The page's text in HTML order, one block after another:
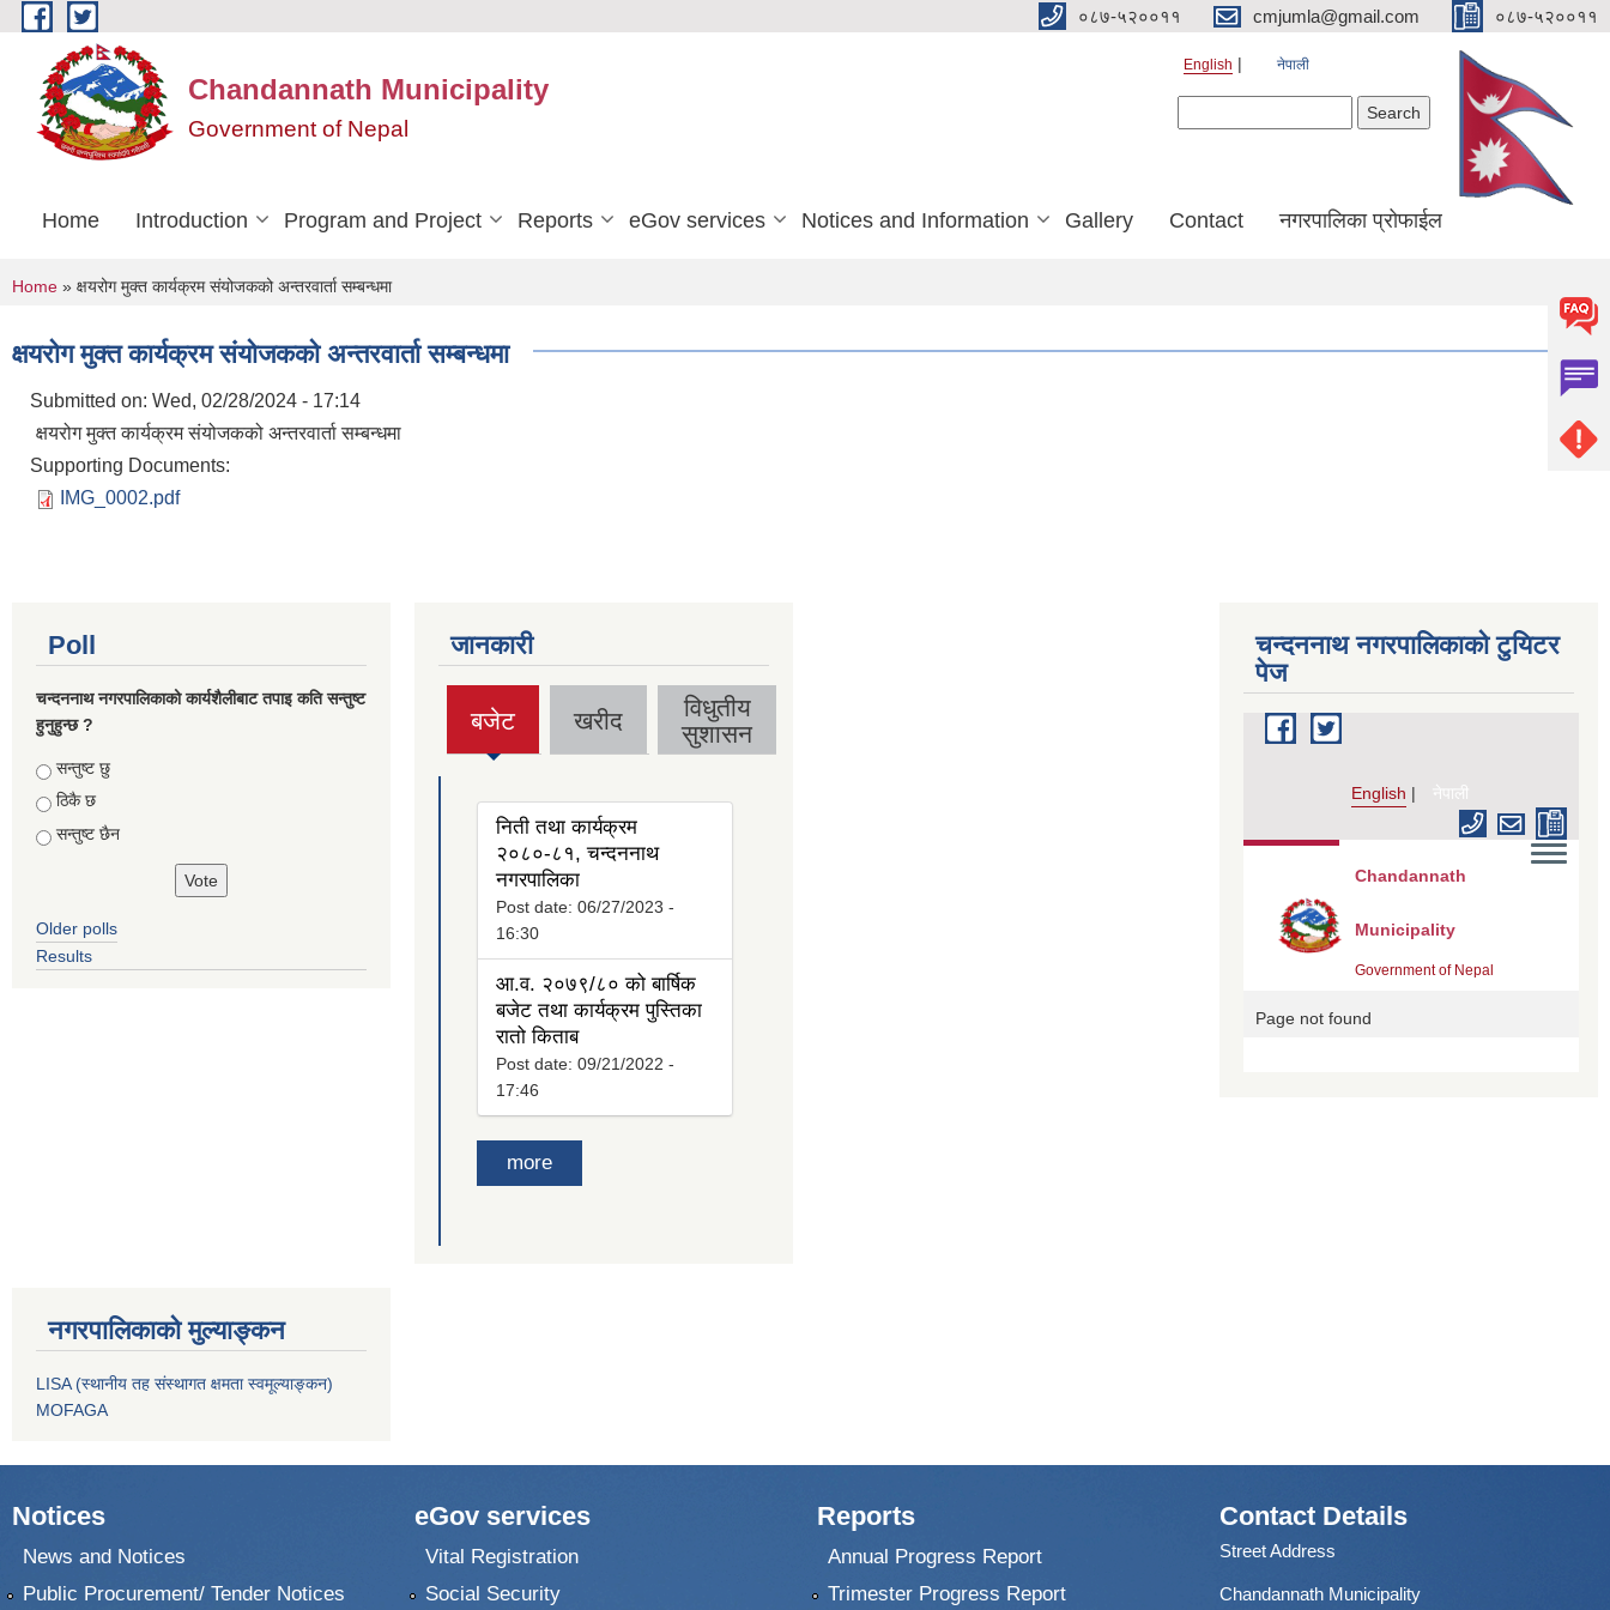
Skip to main content ०८७-५२००११ cmjumla@gmail.com ०८७-५२००११
Chandannath Municipality
Government of Nepal
English नेपाली
Home Introduction Program and Project Reports eGov services Notices and Information Gallery Contact नगरपालिका प्रोफाईल
You are here
Home » क्षयरोग मुक्त कार्यक्रम संयोजकको अन्तरवार्ता सम्बन्धमा
क्षयरोग मुक्त कार्यक्रम संयोजकको अन्तरवार्ता सम्बन्धमा
Submitted on: Wed, 02/28/2024 - 17:14
क्षयरोग मुक्त कार्यक्रम संयोजकको अन्तरवार्ता सम्बन्धमा
Supporting Documents:
IMG_0002.pdf
Poll
चन्दननाथ नगरपालिकाको कार्यशैलीबाट तपाइ कति सन्तुष्ट
हुनुहुन्छ ?
Choices
सन्तुष्ट छु
ठिकै छ
सन्तुष्ट छैन
Older polls
Results
जानकारी
बजेट
(active
tab)
खरीद
विधुतीय
सुशासन
निती तथा कार्यक्रम
२०८०-८१, चन्दननाथ
नगरपालिका
Post date: 06/27/2023 -
16:30
आ.व. २०७९/८० को बार्षिक
बजेट तथा कार्यक्रम पुस्तिका
रातो किताब
Post date: 09/21/2022 -
17:46
more
चन्दननाथ नगरपालिकाको टुयिटर
पेज
नगरपालिकाको मुल्याङ्कन
LISA (स्थानीय तह संस्थागत क्षमता स्वमूल्याङ्कन)
MOFAGA
Notices
News and Notices
Public Procurement/ Tender Notices
eGov services
Vital Registration
Social Security
Reports
Annual Progress Report
Trimester Progress Report
Contact Details
Street Address
Chandannath Municipality